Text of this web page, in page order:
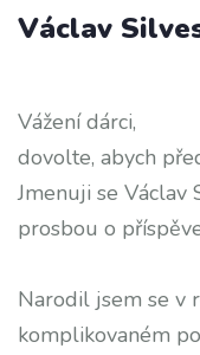
Václav
Vážení dárci,
dovolte, abych
Jmenuji se Václav
prosbou o
Narodil jsem se v
komplikovaném